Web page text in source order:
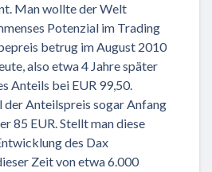
Man wollte der Welt
Potenzial im Trading
betrug im August 2010
also etwa 4 Jahre später
Anteils bei EUR 99,50.
Anteilspreis sogar Anfang
85 EUR. Stellt man diese
des Dax
Zeit von etwa 6.000